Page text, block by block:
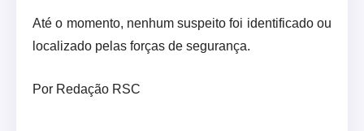
Até o momento, nenhum suspeito foi identificado ou
localizado pelas forças de segurança.
Por Redação RSC